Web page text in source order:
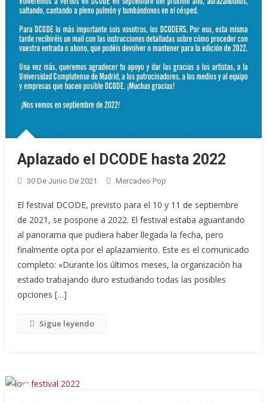
Aplazado el DCODE hasta 2022
30 De Junio De 2021 Mercadeo Pop
El festival DCODE, previsto para el 10 y 11 de septiembre
de 2021, se pospone a 2022. El festival estaba aguantando
al panorama que pudiera haber llegada la fecha, pero
finalmente opta por el aplazamiento. Este es el comunicado
completo: «Durante los últimos meses, la organización ha
estado trabajando duro estudiando todas las posibles
opciones […]
Sigue leyendo